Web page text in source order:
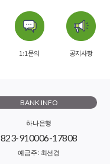
1:1문의 공지사항
BANK INFO
하나은행
823-910006-17808
예금주 : 최선경